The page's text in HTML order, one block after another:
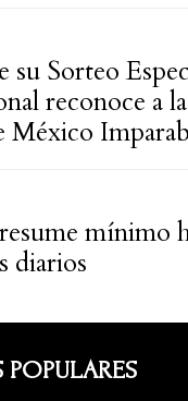
su Sorteo
reconoce a
México
mínimo
diarios